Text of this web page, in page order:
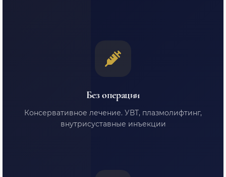
Без операции
Консервативное лечение. УВТ, плазмолифтинг,
внутрисуставные инъекции